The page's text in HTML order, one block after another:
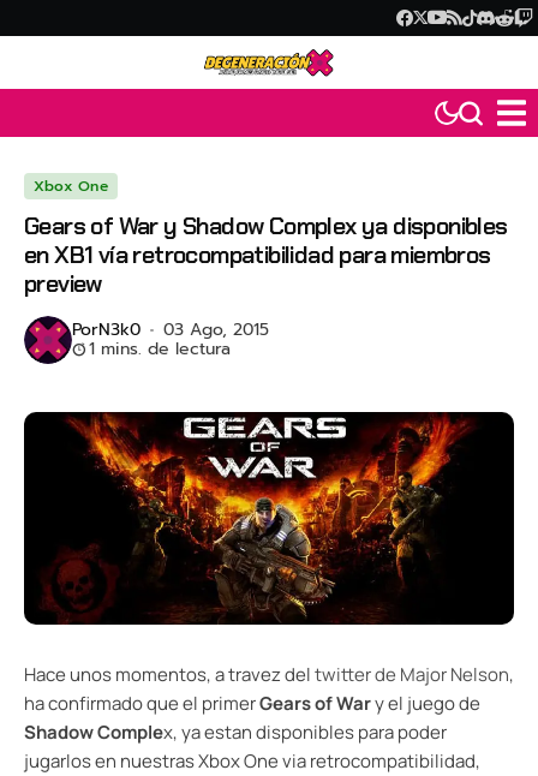
Xbox One
Gears of War y Shadow Complex ya disponibles
en XB1 vía retrocompatibilidad para miembros
preview
PorN3k0 03 Ago, 2015
1 mins. de lectura
Hace unos momentos, a travez deltwitter de Major Nelson,
ha confirmado que el primerGears of Wary el juego de
Shadow Complex, ya estan disponibles para poder
jugarlos en nuestras Xbox One via retrocompatibilidad,